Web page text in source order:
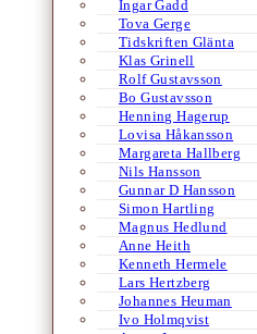
Ingar Gadd
Tova Gerge
Tidskriften Glänta
Klas Grinell
Rolf Gustavsson
Bo Gustavsson
Henning Hagerup
Lovisa Håkansson
Margareta Hallberg
Nils Hansson
Gunnar D Hansson
Simon Hartling
Magnus Hedlund
Anne Heith
Kenneth Hermele
Lars Hertzberg
Johannes Heuman
Ivo Holmqvist